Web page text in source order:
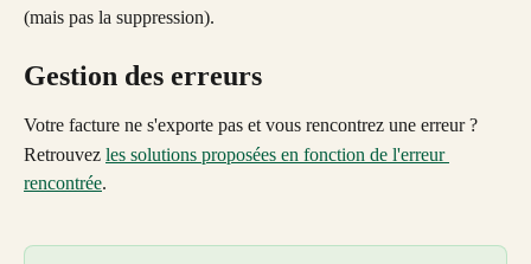
(mais pas la suppression).
Gestion des erreurs
Votre facture ne s'exporte pas et vous rencontrez une erreur ?
Retrouvez les solutions proposées en fonction de l'erreur
rencontrée.